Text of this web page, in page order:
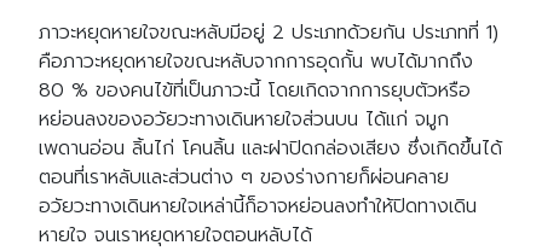
ภาวะหยุดหายใจขณะหลับมีอยู่ 2 ประเภทด้วยกัน ประเภทที่ 1)
คือภาวะหยุดหายใจขณะหลับจากการอุดกั้น พบได้มากถึง
80 % ของคนไข้ที่เป็นภาวะนี้ โดยเกิดจากการยุบตัวหรือ
หย่อนลงของอวัยวะทางเดินหายใจส่วนบน ได้แก่ จมูก
เพดานอ่อน ลิ้นไก่ โคนลิ้น และฝาปิดกล่องเสียง ซึ่งเกิดขึ้นได้
ตอนที่เราหลับและส่วนต่าง ๆ ของร่างกายก็ผ่อนคลาย
อวัยวะทางเดินหายใจเหล่านี้ก็อาจหย่อนลงทำให้ปิดทางเดิน
หายใจ จนเราหยุดหายใจตอนหลับได้